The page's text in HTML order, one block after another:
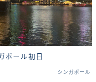
ポール初日
シンガポール